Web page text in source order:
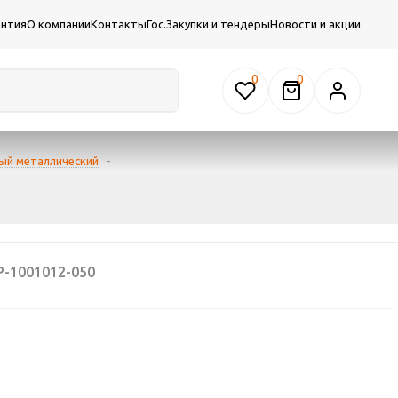
О компанииКонтактыГос.Закупки и тендерыНовости и акции
0
металлический
-
1001012-050